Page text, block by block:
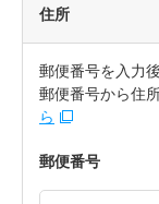
住所
郵便番号を入力
郵便番号から住
ら
郵便番号